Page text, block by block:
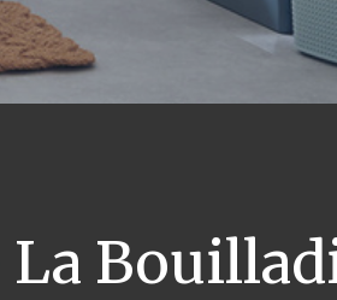
La